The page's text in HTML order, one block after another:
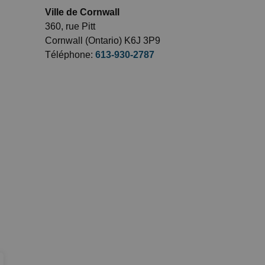
Ville de Cornwall
360, rue Pitt
Cornwall (Ontario) K6J 3P9
Téléphone: 613-930-2787